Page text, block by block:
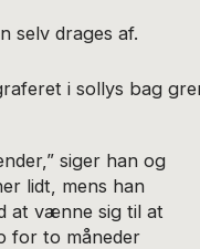
selv drages af.
siger han og
lidt, mens han
at vænne sig til at
for to måneder